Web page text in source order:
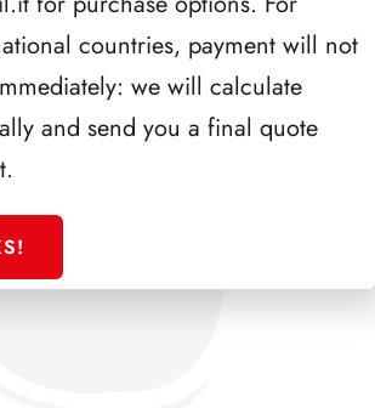
countries, payment will not
we will calculate
and send you a final quote